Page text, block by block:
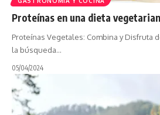
Proteínas en una dieta
Proteínas Vegetales: Combina y Disfruta
la búsqueda…
05/04/2024